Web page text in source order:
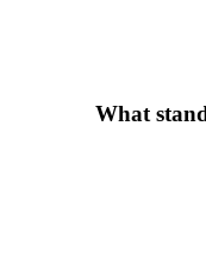
What